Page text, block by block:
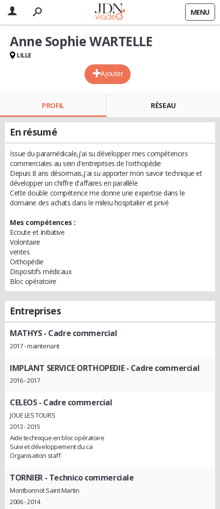
MENU
Ajouter
Anne Sophie WARTELLE
LILLE
PROFIL RÉSEAU
En résumé
Issue du paramédicale,j'ai su développer mes compétences
commerciales au sein d'entreprises de l'orthopédie
Depuis 8 ans désormais,j'ai su apporter mon savoir technique et
développer un chiffre d'affaires en parallèle
Cette double compétence me donne une expertise dans le
domaine des achats dans le mileiu hospitalier et privé
Mes compétences :
Ecoute et Initiative
Volontaire
ventes
Orthopédie
Dispositifs médicaux
Bloc opératoire
Entreprises
MATHYS- Cadre commercial
2017 - maintenant
IMPLANT SERVICE ORTHOPEDIE- Cadre commercial
2016 - 2017
CELEOS- Cadre commercial
JOUE LES TOURS
2013 - 2015
Aide technique en bloc opératoire
Suivi et développement du ca
Organisation staff
TORNIER - Technico commerciale
Montbonnot Saint Martin
2006 - 2014